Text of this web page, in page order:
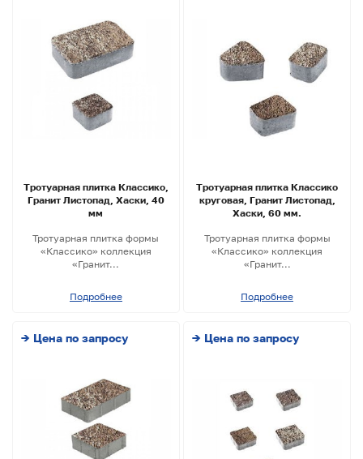
Тротуарная плитка Классико,
Гранит Листопад, Хаски, 40
мм
Тротуарная плитка формы
«Классико» коллекция
«Гранит...
Подробнее
Тротуарная плитка Классико
круговая, Гранит Листопад,
Хаски, 60 мм.
Тротуарная плитка формы
«Классико» коллекция
«Гранит...
Подробнее
→ Цена по запросу → Цена по запросу